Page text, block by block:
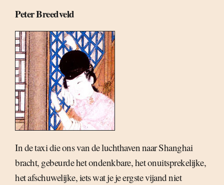
Peter Breedveld
In de taxi die ons van de luchthaven naar Shanghai
bracht, gebeurde het ondenkbare, het onuitsprekelijke,
het afschuwelijke, iets wat je je ergste vijand niet